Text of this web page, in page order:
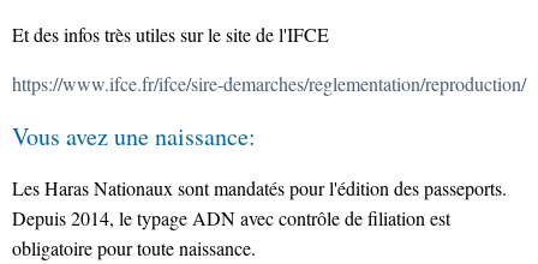
Et des infos très utiles sur le site de l'IFCE
https://www.ifce.fr/ifce/sire-demarches/reglementation/reproduction/
Vous avez une naissance:
Les Haras Nationaux sont mandatés pour l'édition des passeports.
Depuis 2014, le typage ADN avec contrôle de filiation est
obligatoire pour toute naissance.